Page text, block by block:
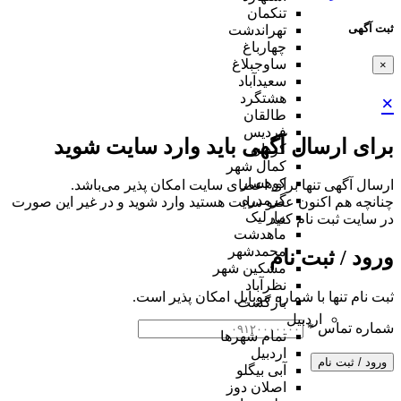
ثبت آگهی
×
×
برای ارسال آگهی باید وارد سایت شوید
ارسال آگهی تنها برای اعضای سایت امکان پذیر می‌باشد.
چنانچه هم‌ اکنون عضو سایت هستید وارد شوید و در غیر این صورت
در سایت ثبت نام کنید
ورود / ثبت نام
ثبت نام تنها با شماره موبایل امکان پذیر است.
شماره تماس*
ورود / ثبت نام
تنکمان
تهراندشت
چهارباغ
ساوجبلاغ
سعیدآباد
هشتگرد
طالقان
فردیس
کردان
کمال شهر
کوهسار
گرمدره
مارلیک
ماهدشت
محمدشهر
مشکین شهر
نظرآباد
بازگشت
اردبیل
تمام شهر‌ها
اردبیل
آبی بیگلو
اصلان دوز